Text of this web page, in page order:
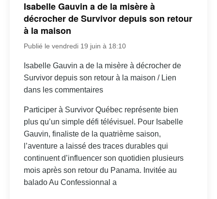
Isabelle Gauvin a de la misère à
décrocher de Survivor depuis son retour
à la maison
Publié le vendredi 19 juin à 18:10
Isabelle Gauvin a de la misère à décrocher de
Survivor depuis son retour à la maison / Lien
dans les commentaires
Participer à Survivor Québec représente bien
plus qu’un simple défi télévisuel. Pour Isabelle
Gauvin, finaliste de la quatrième saison,
l’aventure a laissé des traces durables qui
continuent d’influencer son quotidien plusieurs
mois après son retour du Panama. Invitée au
balado Au Confessionnal a